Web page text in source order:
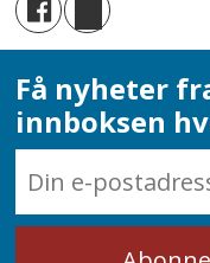
Få nyheter
innboksen